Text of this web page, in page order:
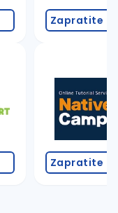
Zapratite
Zapratite